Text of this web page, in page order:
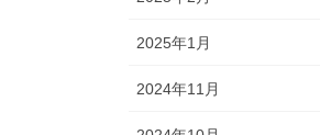
2025年1月
2024年11月